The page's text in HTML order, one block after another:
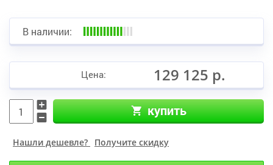
В наличии:
Цена: 129 125 р.
купить
Нашли дешевле? Получите скидку